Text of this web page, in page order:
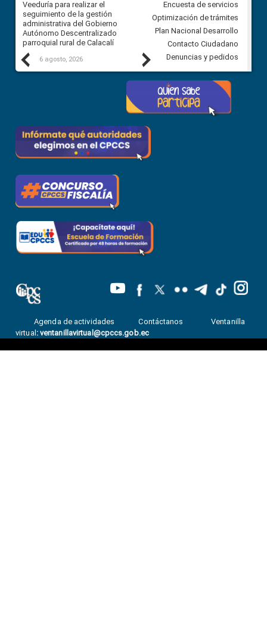
Previous
Veeduría para realizar el
seguimiento de la gestión
administrativa del Gobierno
Autónomo Descentralizado
parroquial rural de Calacalí
6 agosto, 2026
Veeduría para vigilar los
derivados de la Audiencia
comunidad Urbina, parroquia
Carolina
5 agosto, 2026
Next
Encuesta de servicios
Optimización de trámites
Plan Nacional Desarrollo
Contacto Ciudadano
Denuncias y pedidos
Agenda de actividades Contáctanos
Ventanilla
virtual : ventanillavirtual@cpccs.gob.ec